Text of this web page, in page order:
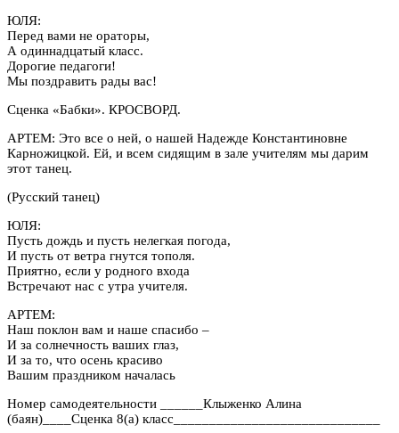
ЮЛЯ:
Перед вами не ораторы,
А одиннадцатый класс.
Дорогие педагоги!
Мы поздравить рады вас!
Сценка «Бабки». КРОСВОРД.
АРТЕМ: Это все о ней, о нашей Надежде Константиновне
Карножицкой. Ей, и всем сидящим в зале учителям мы дарим
этот танец.
(Русский танец)
ЮЛЯ:
Пусть дождь и пусть нелегкая погода,
И пусть от ветра гнутся тополя.
Приятно, если у родного входа
Встречают нас с утра учителя.
АРТЕМ:
Наш поклон вам и наше спасибо –
И за солнечность ваших глаз,
И за то, что осень красиво
Вашим праздником началась
Номер самодеятельности ______Клыженко Алина
(баян)____Сценка 8(а) класс_____________________________